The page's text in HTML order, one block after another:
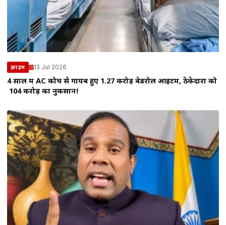
क्राइम 13 Jul 2026
4 साल में AC कोच से गायब हुए 1.27 करोड़ बेडरोल आइटम, ठेकेदारों को
₹104 करोड़ का नुकसान!